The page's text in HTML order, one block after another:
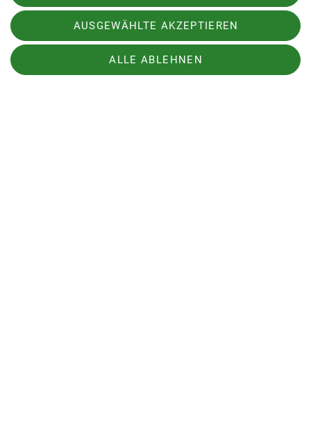
Patrik Schönfeld
AUSGEWÄHLTE AKZEPTIEREN
ALLE ABLEHNEN